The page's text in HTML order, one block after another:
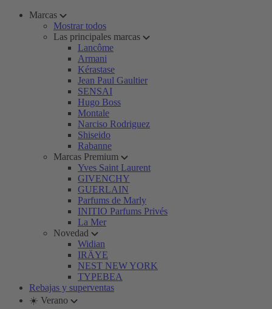
Marcas
Mostrar todos
Las principales marcas
Lancôme
Armani
Kérastase
Jean Paul Gaultier
SENSAI
Hugo Boss
Montale
Narciso Rodriguez
Shiseido
Rabanne
Marcas Premium
Yves Saint Laurent
GIVENCHY
GUERLAIN
Parfums de Marly
INITIO Parfums Privés
La Mer
Novedad
Widian
IRÄYE
NEST NEW YORK
TYPEBEA
Rebajas y superventas
☀️ Verano